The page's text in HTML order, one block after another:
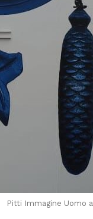
Pitti Immagine Uomo